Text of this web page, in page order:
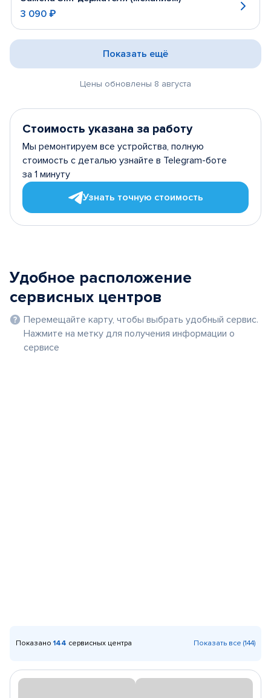
3 090 ₽
Цены обновлены 8 августа
Показать ещё
Стоимость указана за работу
Мы ремонтируем все устройства, полную
стоимость с деталью узнайте в Telegram-боте
за 1 минуту
Узнать точную стоимость
Удобное расположение
сервисных центров
Перемещайте карту, чтобы выбрать удобный сервис.
Нажмите на метку для получения информации о
сервисе
Показано 144 сервисных центра Показать все (144)